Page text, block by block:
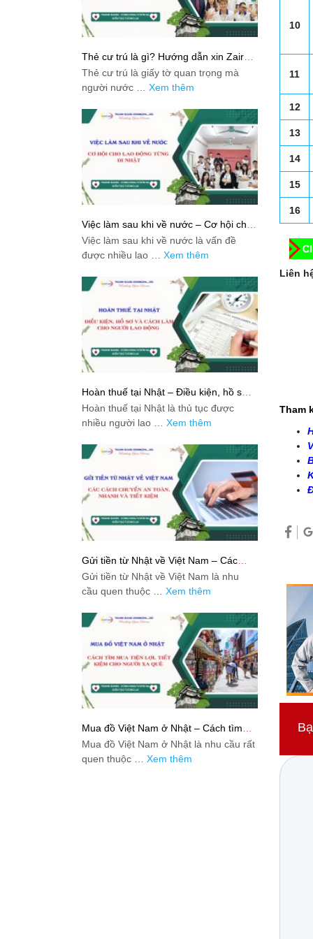
10
11
12
13
14
15
16
Liên
Tham
Thẻ cư trú là gì? Hướng dẫn xin Zairyu
Card tại Nhật chi tiết nhất
Thẻ cư trú là giấy tờ quan trọng mà
người nước … Xem thêm
Việc làm sau khi về nước – Cơ hội cho
lao động từng đi Nhật
Việc làm sau khi về nước là vấn đề
được nhiều lao … Xem thêm
Hoàn thuế tại Nhật – Điều kiện, hồ sơ
và cách làm cho người lao động
Hoàn thuế tại Nhật là thủ tục được
nhiều người lao … Xem thêm
Gửi tiền từ Nhật về Việt Nam – Các
cách chuyển an toàn, nhanh và tiết
kiệm
Gửi tiền từ Nhật về Việt Nam là nhu
cầu quen thuộc … Xem thêm
Mua đồ Việt Nam ở Nhật – Cách tìm
mua tiện lợi, tiết kiệm cho người xa quê
Mua đồ Việt Nam ở Nhật là nhu cầu rất
quen thuộc … Xem thêm